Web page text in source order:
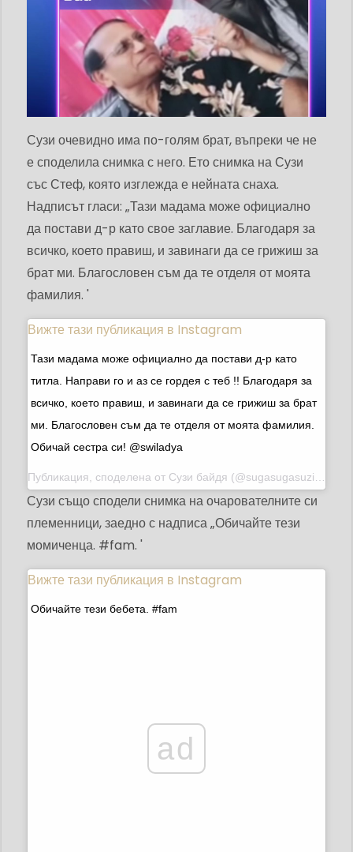
Сузи очевидно има по-голям брат, въпреки че не
е споделила снимка с него. Ето снимка на Сузи
със Стеф, която изглежда е нейната снаха.
Надписът гласи: „Тази мадама може официално
да постави д-р като свое заглавие. Благодаря за
всичко, което правиш, и завинаги да се грижиш за
брат ми. Благословен съм да те отделя от моята
фамилия. '
Вижте тази публикация в Instagram
Тази мадама може официално да постави д-р като
титла. Направи го и аз се гордея с теб !! Благодаря за
всичко, което правиш, и завинаги да се грижиш за брат
ми. Благословен съм да те отделя от моята фамилия.
Обичай сестра си! @swiladya
Публикация, споделена от Сузи байдя (@sugasugasuzi) на 21 май 2015 г. в 16:19 ч. PDT
Сузи също сподели снимка на очарователните си
племенници, заедно с надписа „Обичайте тези
момиченца. #fam. '
Вижте тази публикация в Instagram
Обичайте тези бебета. #fam
ad